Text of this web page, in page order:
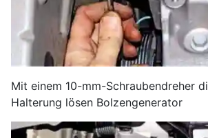
Mit einem 10-mm-Schraubendreher
Halterung lösen Bolzengenerator